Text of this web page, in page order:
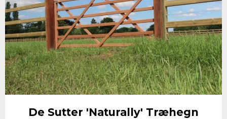
De Sutter 'Naturally' Træhegn